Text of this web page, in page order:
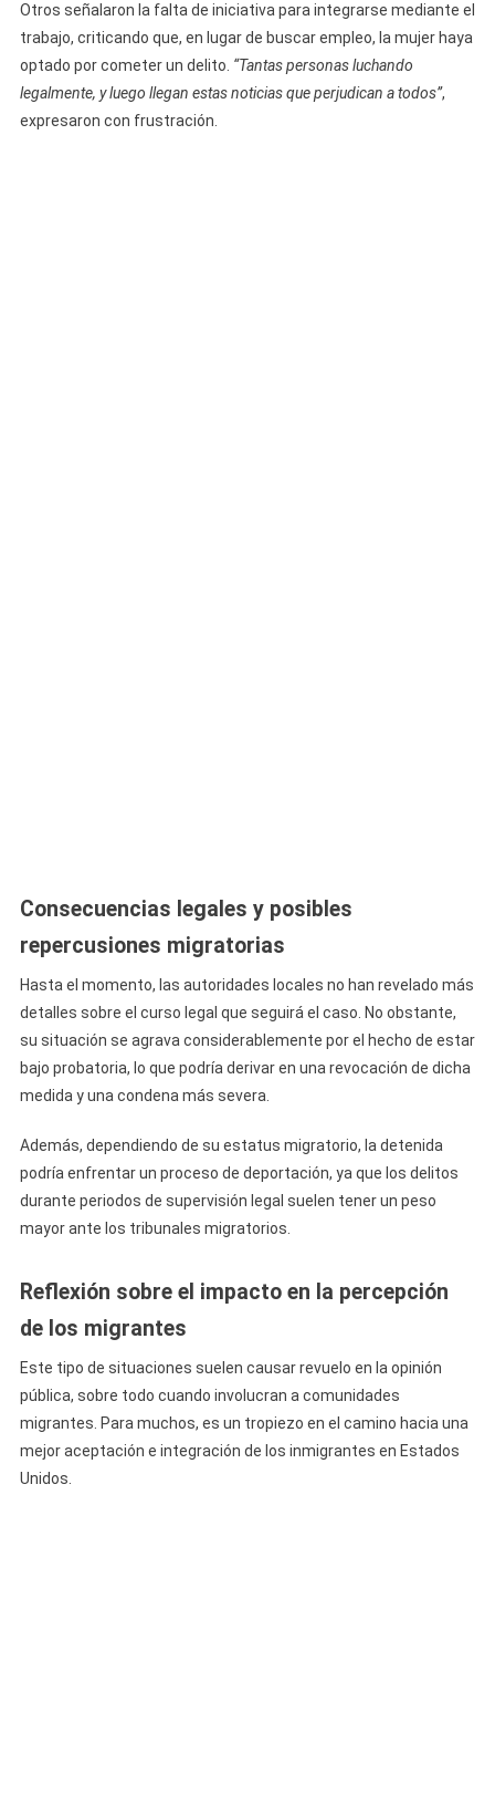
Otros señalaron la falta de iniciativa para integrarse mediante el
trabajo, criticando que, en lugar de buscar empleo, la mujer haya
optado por cometer un delito. “Tantas personas luchando
legalmente, y luego llegan estas noticias que perjudican a todos”,
expresaron con frustración.
Consecuencias legales y posibles
repercusiones migratorias
Hasta el momento, las autoridades locales no han revelado más
detalles sobre el curso legal que seguirá el caso. No obstante,
su situación se agrava considerablemente por el hecho de estar
bajo probatoria, lo que podría derivar en una revocación de dicha
medida y una condena más severa.
Además, dependiendo de su estatus migratorio, la detenida
podría enfrentar un proceso de deportación, ya que los delitos
durante periodos de supervisión legal suelen tener un peso
mayor ante los tribunales migratorios.
Reflexión sobre el impacto en la percepción
de los migrantes
Este tipo de situaciones suelen causar revuelo en la opinión
pública, sobre todo cuando involucran a comunidades
migrantes. Para muchos, es un tropiezo en el camino hacia una
mejor aceptación e integración de los inmigrantes en Estados
Unidos.